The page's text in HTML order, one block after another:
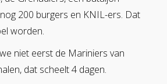
200 burgers en KNIL-ers. Dat
worden.
niet eerst de Mariniers van
dat scheelt 4 dagen.